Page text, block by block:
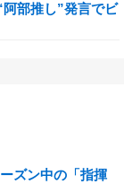
部推し”発言でビ
ズン中の「指揮